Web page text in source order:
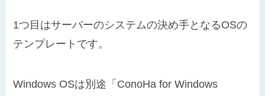
1つ目はサーバーのシステムの決め手となるOSの
テンプレートです。
Windows OSは別途「ConoHa for Windows